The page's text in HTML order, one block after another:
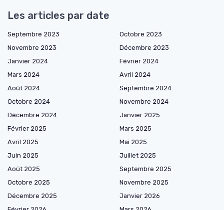
Les articles par date
Septembre 2023
Octobre 2023
Novembre 2023
Décembre 2023
Janvier 2024
Février 2024
Mars 2024
Avril 2024
Août 2024
Septembre 2024
Octobre 2024
Novembre 2024
Décembre 2024
Janvier 2025
Février 2025
Mars 2025
Avril 2025
Mai 2025
Juin 2025
Juillet 2025
Août 2025
Septembre 2025
Octobre 2025
Novembre 2025
Décembre 2025
Janvier 2026